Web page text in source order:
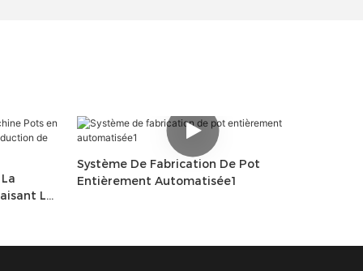
La
Système De Fabrication De Pot
Entièrement Automatisée1